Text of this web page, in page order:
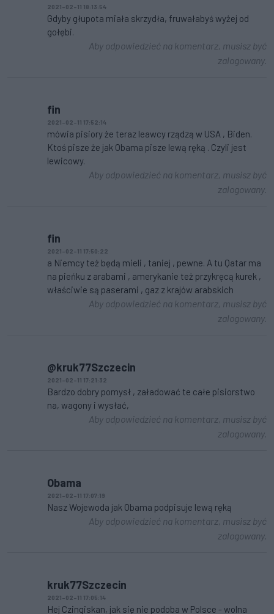
2021-02-11 18:13:54
Gdyby głupota miała skrzydła, fruwałabyś wyżej od
gołębi.
Aby odpowiedzieć na komentarz, musisz być
zalogowany.
fin
2021-02-11 17:52:14
mówia pisiory że teraz leawcy rządzą w USA , Biden.
Ktoś pisze że jak Obama pisze lewą ręką . Czyli jest
lewicowy.
Aby odpowiedzieć na komentarz, musisz być
zalogowany.
fin
2021-02-11 17:50:22
a Niemcy też będą mieli , taniej , pewne. A tu Qatar ma
na pieńku z arabami , amerykanie też przykręcą kurek ,
właściwie są paserami , gaz z krajów arabskich
Aby odpowiedzieć na komentarz, musisz być
zalogowany.
@kruk77Szczecin
2021-02-11 17:21:32
Bardzo dobry pomysł , załadować te całe pisiorstwo
na, wagony i wysłać,
Aby odpowiedzieć na komentarz, musisz być
zalogowany.
Obama
2021-02-11 17:07:19
Nasz Wojewoda jak Obama podpisuje lewą ręką
Aby odpowiedzieć na komentarz, musisz być
zalogowany.
kruk77Szczecin
2021-02-11 17:05:14
Hej Czingiskan, jak się nie podoba w Polsce - wolna